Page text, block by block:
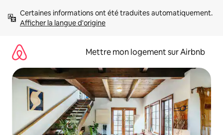
directement
Afficher la langue d'origine
Mettre mon logement sur Airbnb